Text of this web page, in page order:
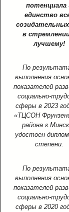
потенциала
единство
в
лучшему!
По
выполнения
показателей
социально-
сферы в 2023
«ТЦСОН
района
удостоен
степени.
По
выполнения
показателей
социально-
сферы в 2020